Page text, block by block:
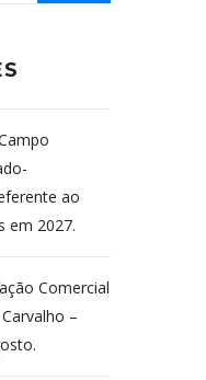
ao
em 2027.
Comercial
–